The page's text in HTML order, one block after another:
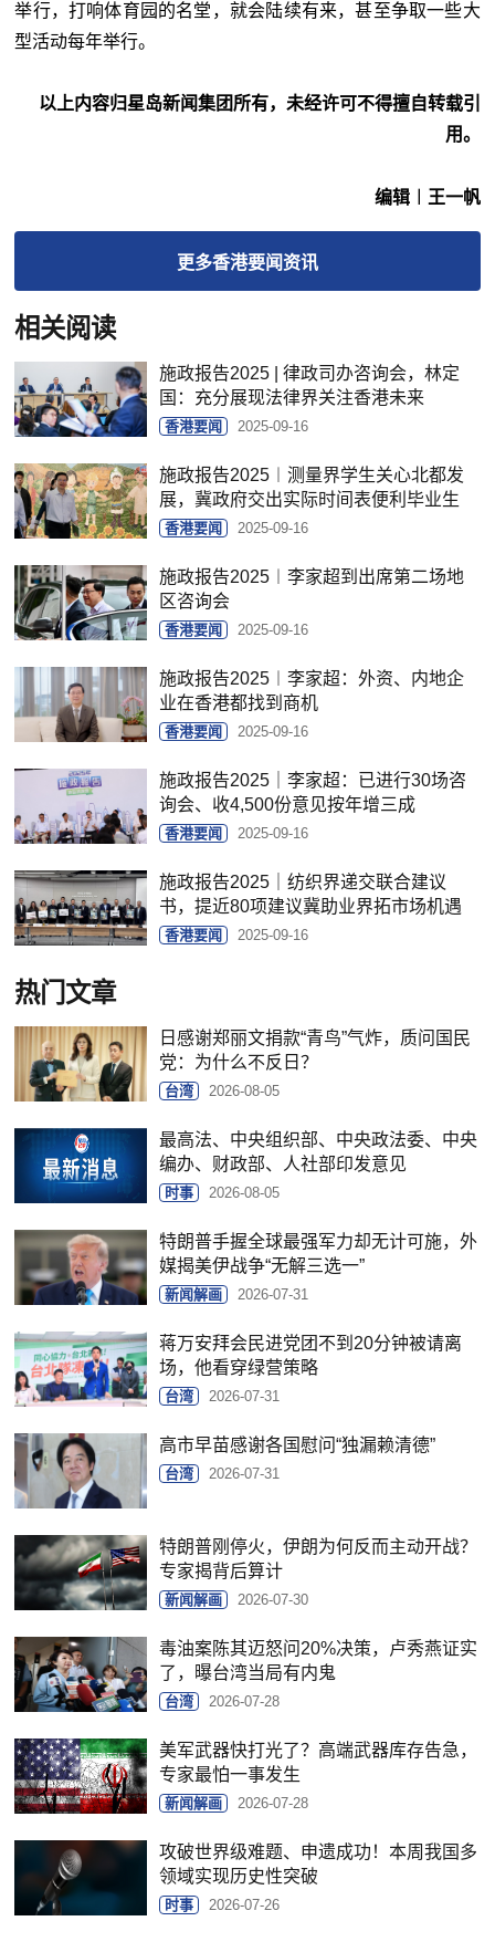
举行，打响体育园的名堂，就会陆续有来，甚至争取一些大
型活动每年举行。
以上内容归星岛新闻集团所有，未经许可不得擅自转载引
用。
编辑︱王一帆
更多香港要闻资讯
相关阅读
施政报告2025 | 律政司办咨询会，林定
国：充分展现法律界关注香港未来
香港要闻 2025-09-16
施政报告2025︱测量界学生关心北都发
展，冀政府交出实际时间表便利毕业生
香港要闻 2025-09-16
施政报告2025︱李家超到出席第二场地
区咨询会
香港要闻 2025-09-16
施政报告2025︱李家超：外资、内地企
业在香港都找到商机
香港要闻 2025-09-16
施政报告2025｜李家超：已进行30场咨
询会、收4,500份意见按年增三成
香港要闻 2025-09-16
施政报告2025｜纺织界递交联合建议
书，提近80项建议冀助业界拓市场机遇
香港要闻 2025-09-16
热门文章
日感谢郑丽文捐款“青鸟”气炸，质问国民
党：为什么不反日？
台湾 2026-08-05
最高法、中央组织部、中央政法委、中央
编办、财政部、人社部印发意见
时事 2026-08-05
特朗普手握全球最强军力却无计可施，外
媒揭美伊战争“无解三选一”
新闻解画 2026-07-31
蒋万安拜会民进党团不到20分钟被请离
场，他看穿绿营策略
台湾 2026-07-31
高市早苗感谢各国慰问“独漏赖清德”
台湾 2026-07-31
特朗普刚停火，伊朗为何反而主动开战？
专家揭背后算计
新闻解画 2026-07-30
毒油案陈其迈怒问20%决策，卢秀燕证实
了，曝台湾当局有内鬼
台湾 2026-07-28
美军武器快打光了？高端武器库存告急，
专家最怕一事发生
新闻解画 2026-07-28
攻破世界级难题、申遗成功！本周我国多
领域实现历史性突破
时事 2026-07-26